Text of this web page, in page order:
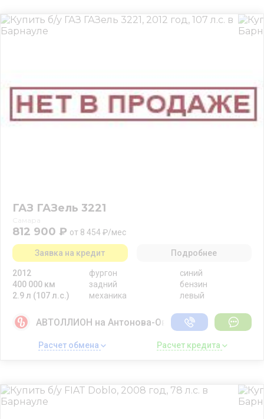
ГАЗ ГАЗель 3221
Самара
812 900 ₽ от 8 454 ₽/мес
2012
400 000 км
2.9 л (107 л.с.)
фургон
задний
механика
синий
бензин
левый
Заявка на кредит Подробнее
АВТОЛЛИОН на Антонова-Овсеенко
Расчет обмена Расчет кредита